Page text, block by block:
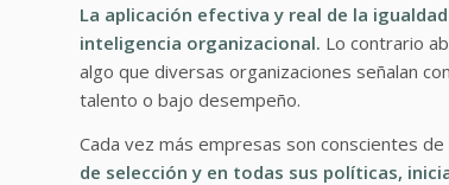
La aplicación efectiva y real de la
inteligencia organizacional. Lo contrario
algo que diversas organizaciones señalan
talento o bajo desempeño.
Cada vez más empresas son conscientes de
de selección y en todas sus políticas,